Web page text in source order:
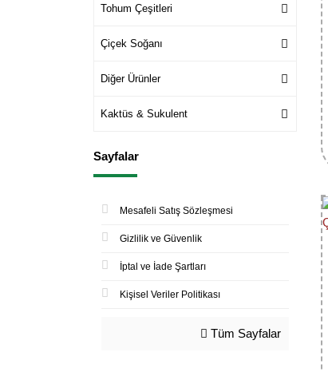
Tohum Çeşitleri
Çiçek Soğanı
Diğer Ürünler
Kaktüs & Sukulent
Sayfalar
Mesafeli Satış Sözleşmesi
Gizlilik ve Güvenlik
İptal ve İade Şartları
Kişisel Veriler Politikası
Tüm Sayfalar